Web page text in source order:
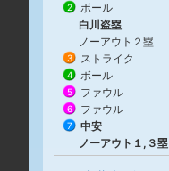
2 ボール
白川盗塁
ノーアウト２塁
3 ストライク
4 ボール
5 ファウル
6 ファウル
7
中安
ノーアウト１,３塁